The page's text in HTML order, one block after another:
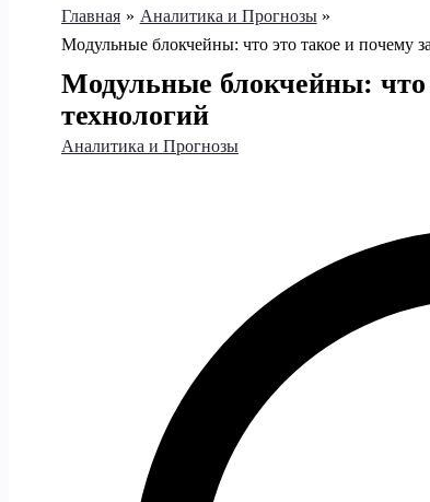
Главная
Аналитика и Прогнозы
Модульные блокчейны: что это такое и почему
Модульные блокчейны: что
технологий
Аналитика и Прогнозы